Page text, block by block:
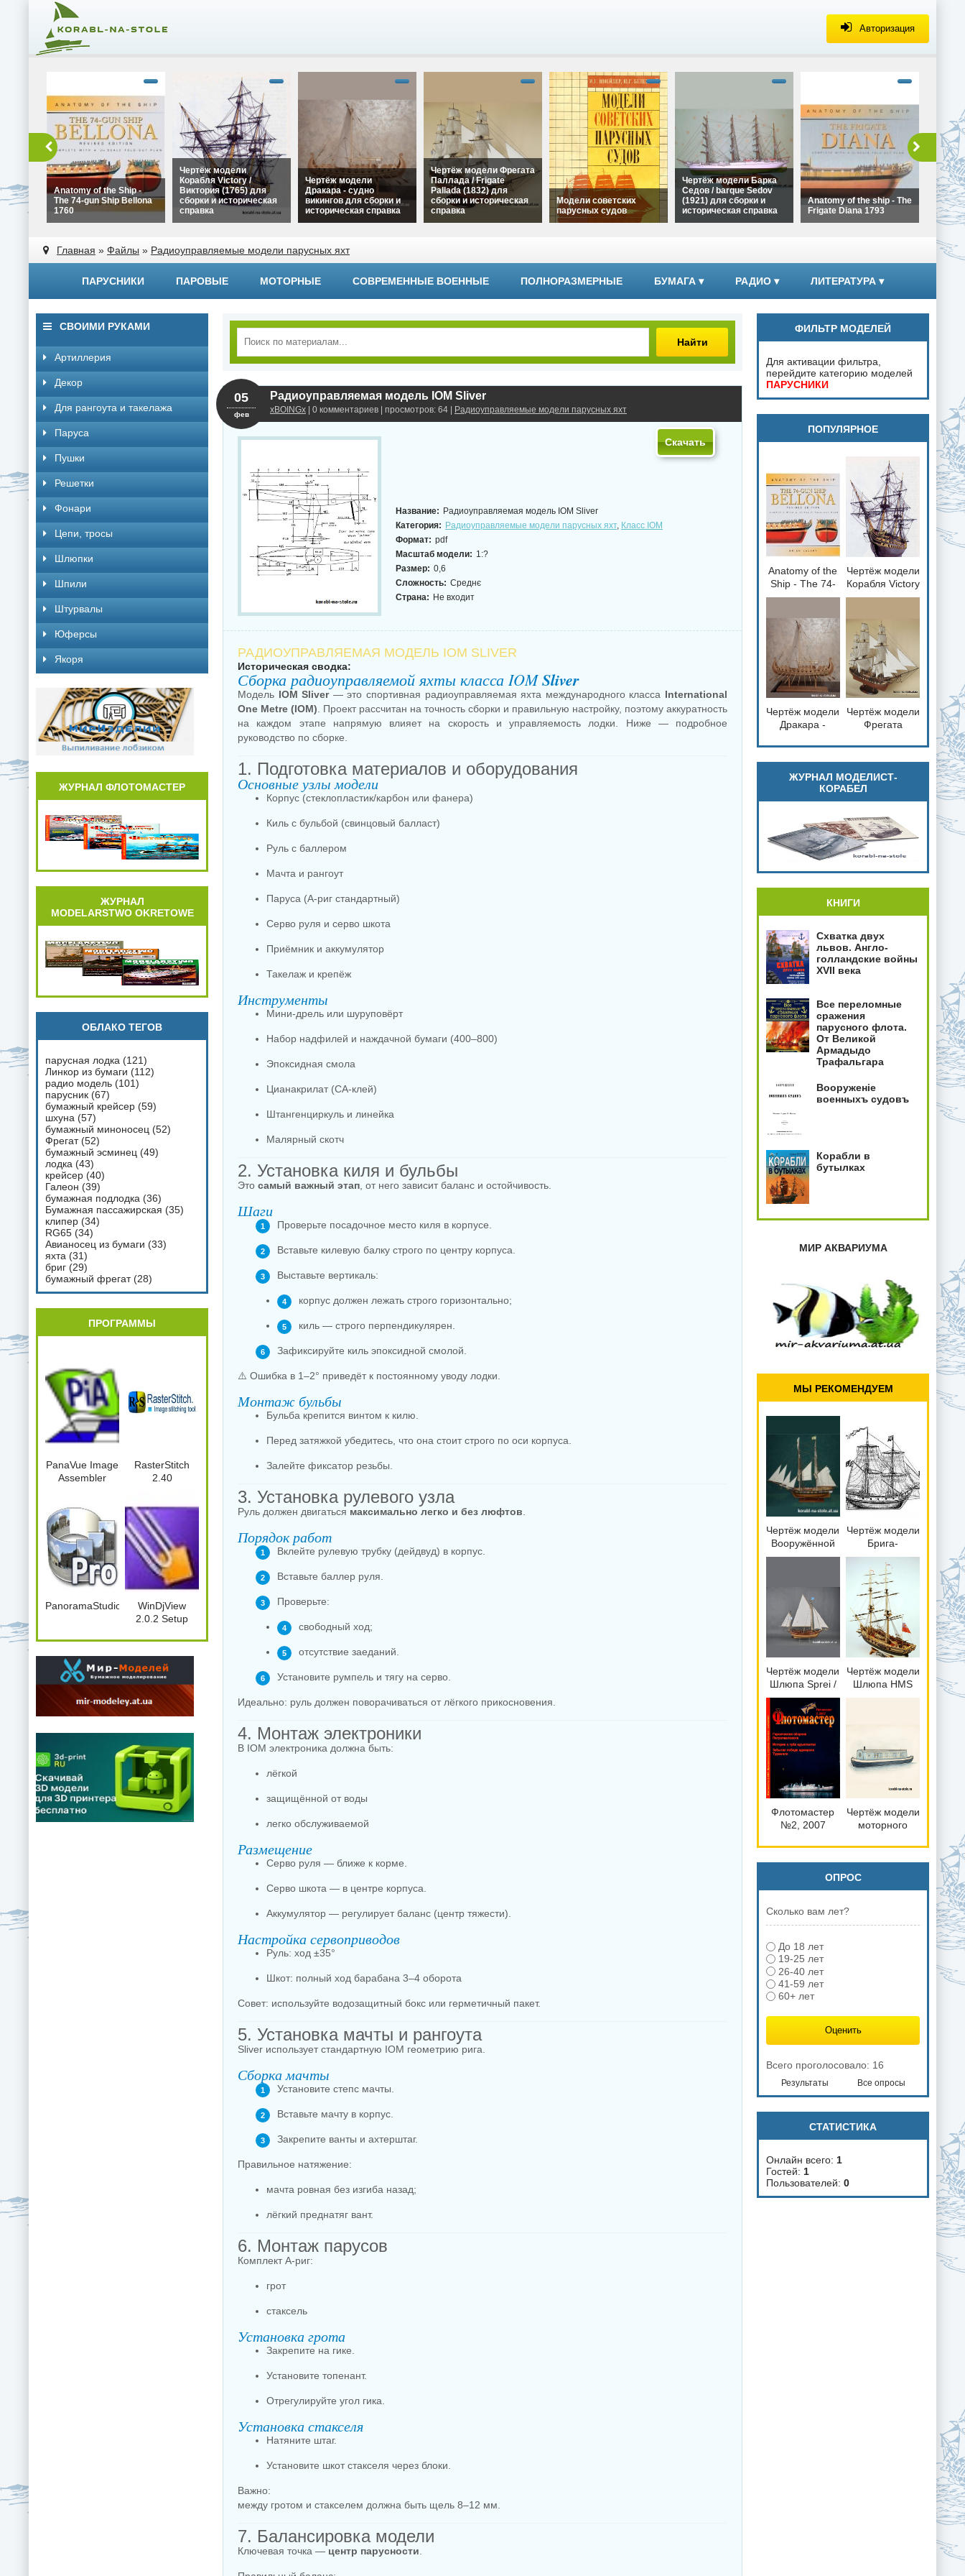
Авторизация
The 74-gun Ship Bellona
1760" width="320"
height="180">
Anatomy of the Ship -
The 74-gun Ship Bellona
1760
Виктория (1765) для
сборки и историческая
справка" width="320"
height="180">
Чертёж модели
Корабля Victory /
Виктория (1765) для
сборки и историческая
справка
Дракара - судно
викингов для сборки и
width="320"
Чертёж модели
Дракара - судно
викингов для сборки и
историческая справка
Frigate Pallada (1832)
для сборки и
историческая справка"
width="320"
Чертёж модели Фрегата
Паллада / Frigate
Pallada (1832) для
сборки и историческая
справка
парусных судов"
width="320"
Модели советских
парусных судов
width="320"
Чертёж модели Барка
Седов / barque Sedov
(1921) для сборки и
историческая справка
width="320"
height="180">
Anatomy of the ship - The
Frigate Diana 1793
сборки
Ла
Главная » Файлы » Радиоуправляемые модели парусных яхт
ПАРУСНИКИ ПАРОВЫЕ МОТОРНЫЕ СОВРЕМЕННЫЕ ВОЕННЫЕ ПОЛНОРАЗМЕРНЫЕ БУМАГА ▾ РАДИО ▾ ЛИТЕРАТУРА ▾
Найти
Радиоуправляемая модель IOM Sliver
xBOINGx | 0 комментариев | просмотров: 64 | Радиоуправляемые модели парусных яхт
05
фев
Скачать
Название: Радиоуправляемая модель IOM Sliver
Категория: Радиоуправляемые модели парусных яхт, Класс IOM
Формат: pdf
Масштаб модели: 1:?
Размер: 0,6
Сложность: Среднє
Страна: Не входит
РАДИОУПРАВЛЯЕМАЯ МОДЕЛЬ IOM SLIVER
Историческая сводка:
Сборка радиоуправляемой яхты класса IOMSliver
Модель IOM Sliver— это спортивная радиоуправляемая яхта международного класса International
One Metre (IOM) . Проект рассчитан на точность сборки и правильную настройку, поэтому аккуратность
на каждом этапе напрямую влияет на скорость и управляемость лодки. Ниже — подробное
руководство по сборке.
1. Подготовка материалов и оборудования
Основные узлы модели
Корпус (стеклопластик/карбон или фанера)
Киль с бульбой (свинцовый балласт)
Руль с баллером
Мачта и рангоут
Паруса (A-риг стандартный)
Серво руля и серво шкота
Приёмник и аккумулятор
Такелаж и крепёж
Инструменты
Мини-дрель или шуруповёрт
Набор надфилей и наждачной бумаги (400–800)
Эпоксидная смола
Цианакрилат (СА-клей)
Штангенциркуль и линейка
Малярный скотч
2. Установка киля и бульбы
Это самый важный этап , от него зависит баланс и остойчивость.
Шаги
Проверьте посадочное место киля в корпусе.
Вставьте килевую балку строго по центру корпуса.
Выставьте вертикаль:
корпус должен лежать строго горизонтально;
киль — строго перпендикулярен.
Зафиксируйте киль эпоксидной смолой.
⚠️ Ошибка в 1–2° приведёт к постоянному уводу лодки.
Монтаж бульбы
Бульба крепится винтом к килю.
Перед затяжкой убедитесь, что она стоит строго по оси корпуса.
Залейте фиксатор резьбы.
3. Установка рулевого узла
Руль должен двигаться максимально легко и без люфтов
Порядок работ
Вклейте рулевую трубку (дейдвуд) в корпус.
Вставьте баллер руля.
Проверьте:
свободный ход;
отсутствие заеданий.
Установите румпель и тягу на серво.
Идеально: руль должен поворачиваться от лёгкого прикосновения.
4. Монтаж электроники
В IOM электроника должна быть:
лёгкой
защищённой от воды
легко обслуживаемой
Размещение
Серво руля — ближе к корме.
Серво шкота — в центре корпуса.
Аккумулятор — регулирует баланс (центр тяжести).
Настройка сервоприводов
Руль: ход ±35°
Шкот: полный ход барабана 3–4 оборота
Совет: используйте водозащитный бокс или герметичный пакет.
5. Установка мачты и рангоута
Sliver использует стандартную IOM геометрию рига.
Сборка мачты
Установите степс мачты.
Вставьте мачту в корпус.
Закрепите ванты и ахтерштаг.
Правильное натяжение:
мачта ровная без изгиба назад;
лёгкий преднатяг вант.
6. Монтаж парусов
Комплект A-риг:
грот
стаксель
Установка грота
Закрепите на гике.
Установите топенант.
Отрегулируйте угол гика.
Установка стакселя
Натяните штаг.
Установите шкот стакселя через блоки.
Важно:
между гротом и стакселем должна быть щель 8–12 мм.
7. Балансировка модели
Ключевая точка — центр парусности
СВОИМИ РУКАМИ
Артиллерия
Декор
Для рангоута и такелажа
Паруса
Пушки
Решетки
Фонари
Цепи, тросы
Шлюпки
Шпили
Штурвалы
Юферсы
Якоря
ЖУРНАЛ ФЛОТОМАСТЕР
ЖУРНАЛ
MODELARSTWO OKRETOWE
ОБЛАКО ТЕГОВ
парусная лодка (121)
Линкор из бумаги (112)
радио модель (101)
парусник (67)
бумажный крейсер (59)
шхуна (57)
бумажный миноносец (52)
Фрегат(52)
бумажный эсминец (49)
лодка (43)
крейсер (40)
Галеон (39)
бумажная подлодка (36)
Бумажная пассажирская (35)
клипер (34)
RG65 (34)
Авианосец из бумаги (33)
яхта (31)
бриг (29)
бумажный фрегат(28)
ПРОГРАММЫ
PanaVue Image
Assembler
RasterStitch
2.40
PanoramaStudio2Pro.2.5.0.164.x86.Port
WinDjView
2.0.2 Setup
ФИЛЬТР МОДЕЛЕЙ
Для активации фильтра,
перейдите категорию моделей
ПАРУСНИКИ
ПОПУЛЯРНОЕ
loading="lazy"
decoding="async"
Anatomy of the
Ship - The 74-
gun Ship
loading="lazy"
decoding="async"
Чертёж модели
Корабля Victory
/ Виктория
сборки и
историческая
справка
loading="lazy"
decoding="async"
fetchpriority="low">
Чертёж модели
Дракара -
для сборки и
историческая
справка
loading="lazy"
decoding="async"
fetchpriority="low">
Чертёж модели
Фрегата
Frigate Pallada
(1832) для
сборки и
историческая
справка
ЖУРНАЛ МОДЕЛИСТ-
КОРАБЕЛ
КНИГИ
Схватка двух
львов. Англо-
голландские войны
XVII века
Все переломные
сражения
парусного флота.
От Великой
Армадыдо
Трафальгара
Вооруженiе
военныхъ судовъ
Корабли в
бутылках
МИР АКВАРИУМА
МЫ РЕКОМЕНДУЕМ
Чертёж модели
Вооружённой
яхты Нева /
для сборки и
историческая
справка
Чертёж модели
Брига-
невольничий
Пандора / brig
slaver
PANDORA
(1835) для
сборки и
историческая
справка
Чертёж модели
Шлюпа Sprei /
Спрей (1892)
для сборки и
историческая
справка
Чертёж модели
Шлюпа HMS
Swift / Суифт
справка
Флотомастер
№2, 2007
Чертёж модели
моторного
судна / barge
Narrowboat
(XVII–XX) для
сборки и
ОПРОС
Сколько вам лет?
До 18 лет
19-25 лет
26-40 лет
41-59 лет
60+ лет
Всего проголосовало: 16
Результаты Все опросы
СТАТИСТИКА
Онлайн всего: 1
Гостей: 1
Пользователей: 0